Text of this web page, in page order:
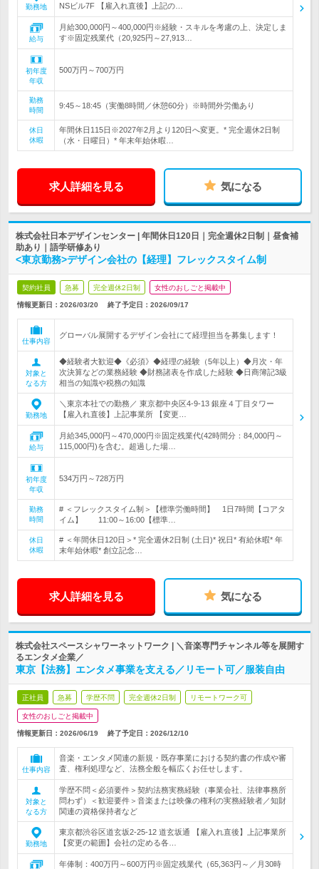
勤務地 NSビル7F 【雇入れ直後】上記の…
給与
月給300,000円～400,000円※経験・スキルを考慮の上、決定しま
す※固定残業代（20,925円～27,913…
初年度
年収
500万円～700万円
勤務
時間
9:45～18:45（実働8時間／休憩60分）※時間外労働あり
休日
休暇
年間休日115日※2027年2月より120日へ変更。* 完全週休2日制
（水・日曜日）* 年末年始休暇…
求人詳細を見る 気になる
株式会社日本デザインセンター | 年間休日120日｜完全週休2日制｜昼食補
助あり｜語学研修あり
<東京勤務>デザイン会社の【経理】フレックスタイム制
契約社員 急募 完全週休2日制 女性のおしごと掲載中
情報更新日：2026/03/20 終了予定日： 2026/09/17
仕事内容
グローバル展開するデザイン会社にて経理担当を募集します！
対象と
なる方
◆経験者大歓迎◆《必須》◆経理の経験（5年以上）◆月次・年
次決算などの業務経験 ◆財務諸表を作成した経験 ◆日商簿記3級
相当の知識や税務の知識
勤務地
＼東京本社での勤務／ 東京都中央区4-9-13 銀座４丁目タワー
【雇入れ直後】上記事業所 【変更…
給与
月給345,000円～470,000円※固定残業代(42時間分：84,000円～
115,000円)を含む。超過した場…
初年度
年収
534万円～728万円
勤務
時間
# ＜フレックスタイム制＞【標準労働時間】 1日7時間【コアタ
イム】 11:00～16:00【標準…
休日
休暇
# ＜年間休日120日＞* 完全週休2日制 (土日)* 祝日* 有給休暇* 年
末年始休暇* 創立記念…
求人詳細を見る 気になる
株式会社スペースシャワーネットワーク | ＼音楽専門チャンネル等を展開す
るエンタメ企業／
東京【法務】エンタメ事業を支える／リモート可／服装自由
正社員 急募 学歴不問 完全週休2日制 リモートワーク可
女性のおしごと掲載中
情報更新日：2026/06/19 終了予定日： 2026/12/10
仕事内容
音楽・エンタメ関連の新規・既存事業における契約書の作成や審
査、権利処理など、法務全般を幅広くお任せします。
対象と
なる方
学歴不問＜必須要件＞契約法務実務経験（事業会社、法律事務所
問わず）＜歓迎要件＞音楽または映像の権利の実務経験者／知財
関連の資格保持者など
勤務地
東京都渋谷区道玄坂2-25-12 道玄坂通 【雇入れ直後】上記事業所
【変更の範囲】会社の定める各…
年俸制：400万円～600万円※固定残業代（65,363円～／月30時